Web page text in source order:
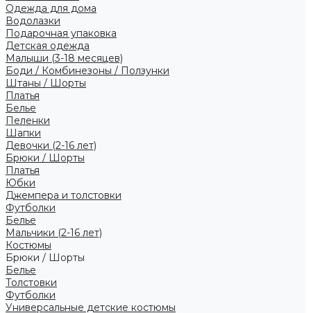
Одежда для дома
Водолазки
Подарочная упаковка
Детская одежда
Малыши (3-18 месяцев)
Боди / Комбинезоны / Ползунки
Штаны / Шорты
Платья
Белье
Пеленки
Шапки
Девочки (2-16 лет)
Брюки / Шорты
Платья
Юбки
Джемпера и толстовки
Футболки
Белье
Мальчики (2-16 лет)
Костюмы
Брюки / Шорты
Белье
Толстовки
Футболки
Универсальные детские костюмы